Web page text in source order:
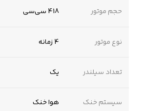
حجم موتور 418 سی‌سی
نوع موتور 4 زمانه
تعداد سیلندر یک
سیستم خنک
هوا خنک